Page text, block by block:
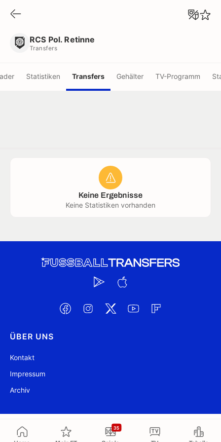
35
RCS Pol. Retinne
Transfers
Statistiken Transfers Gehälter TV-Programm
Keine Ergebnisse
Keine Statistiken vorhanden
ÜBER UNS
Kontakt
Impressum
Archiv
@ FussballTransfers.com 2009-2026